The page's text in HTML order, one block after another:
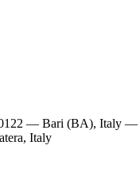
— Bari (BA), Italy —
Italy